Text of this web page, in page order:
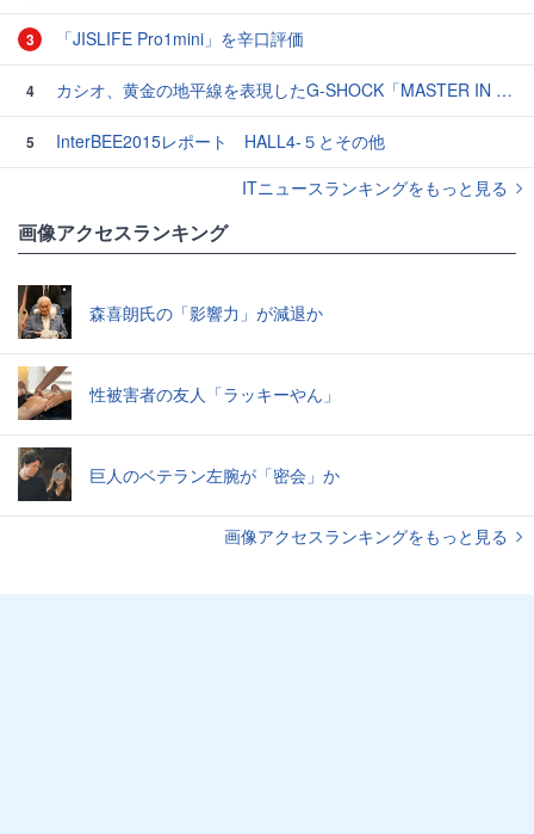
3 「JISLIFE Pro1mini」を辛口評価
4 カシオ、黄金の地平線を表現したG-SHOCK「MASTER IN HORIZON GOLD」3モデル
5
InterBEE2015レポート HALL4-５とその他
ITニュースランキングをもっと見る
画像アクセスランキング
森喜朗氏の「影響力」が減退か
性被害者の友人「ラッキーやん」
巨人のベテラン左腕が「密会」か
画像アクセスランキングをもっと見る